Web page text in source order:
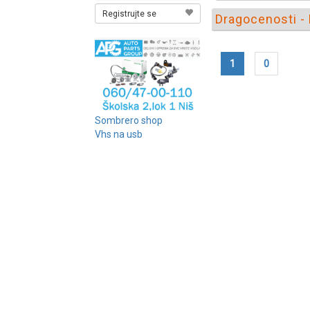
Registrujte se
Sombrero shop
Vhs na usb
Dragocenosti -
1 0